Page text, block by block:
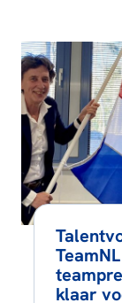
klaar